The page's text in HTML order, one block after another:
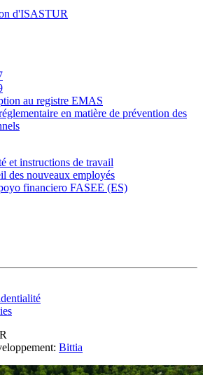
d'ISASTUR
au registre EMAS
en matière de prévention des
et instructions de travail
des nouveaux employés
financiero FASEE (ES)
Bittia